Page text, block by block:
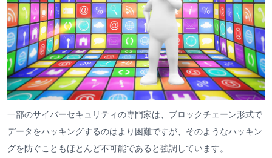
一部のサイバーセキュリティの専門家は、ブロックチェーン形式で
データをハッキングするのはより困難ですが、そのようなハッキン
グを防ぐこともほとんど不可能であると強調しています。